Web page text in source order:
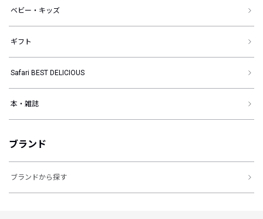
ベビー・キッズ
ギフト
Safari BEST DELICIOUS
本・雑誌
ブランド
ブランドから探す